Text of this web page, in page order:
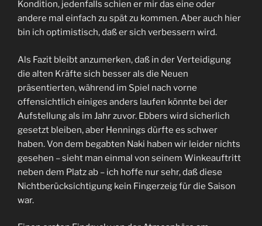
Kondition, jedenfalls schien er mir das eine oder
andere mal einfach zu spät zu kommen. Aber auch hier
bin ich optimistisch, daß er sich verbessern wird.
Als Fazit bleibt anzumerken, daß in der Verteidigung
die alten Kräfte sich besser als die Neuen
präsentierten, während im Spiel nach vorne
offensichtlich einiges anders laufen könnte bei der
Aufstellung als im Jahr zuvor. Ebbers wird sicherlich
gesetzt bleiben, aber Hennings dürfte es schwer
haben. Von dem begabten Naki haben wir leider nichts
gesehen – sieht man einmal von seinem Winkeauftritt
neben dem Platz ab – ich hoffe nur sehr, daß diese
Nichtberücksichtigung kein Fingerzeig für die Saison
war.